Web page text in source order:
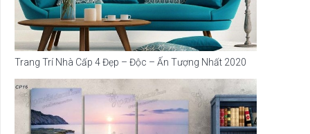
Trang Trí Nhà Cấp 4 Đẹp – Độc – Ấn Tượng Nhất 2020